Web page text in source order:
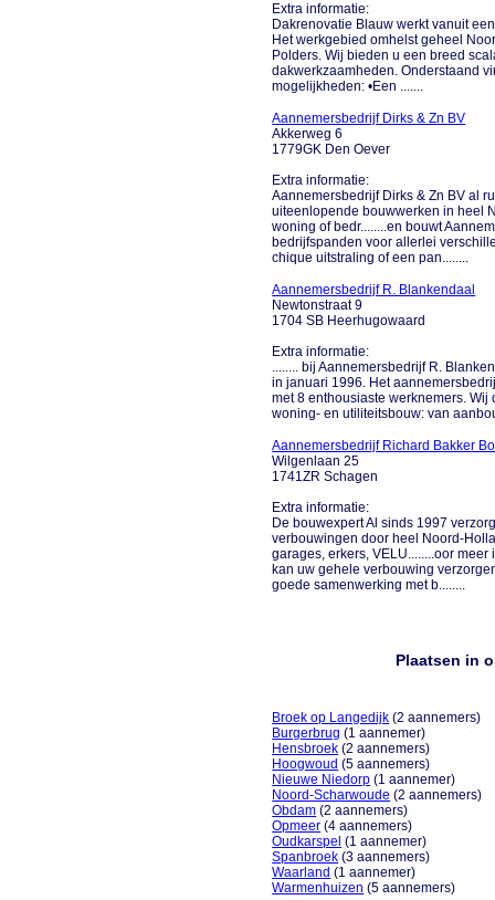
Extra informatie:
Dakrenovatie Blauw werkt vanuit
Het werkgebied omhelst geheel
Polders. Wij bieden u een breed
dakwerkzaamheden. Onderstaand
mogelijkheden: •Een .......
Aannemersbedrijf Dirks & Zn BV
Akkerweg 6
1779GK Den Oever
Extra informatie:
Aannemersbedrijf Dirks & Zn BV al
uiteenlopende bouwwerken in heel
woning of bedr........en bouwt
bedrijfspanden voor allerlei
chique uitstraling of een pan........
Aannemersbedrijf R. Blankendaal
Newtonstraat 9
1704 SB Heerhugowaard
Extra informatie:
........ bij Aannemersbedrijf R.
in januari 1996. Het
met 8 enthousiaste werknemers.
woning- en utiliteitsbouw: van
Aannemersbedrijf Richard Bakker
Wilgenlaan 25
1741ZR Schagen
Extra informatie:
De bouwexpert Al sinds 1997
verbouwingen door heel Noord-
garages, erkers, VELU........oor
kan uw gehele verbouwing
goede samenwerking met b........
Plaatsen in
Broek op Langedijk (2 aannemers)
Burgerbrug (1 aannemer)
Hensbroek (2 aannemers)
Hoogwoud (5 aannemers)
Nieuwe Niedorp (1 aannemer)
Noord-Scharwoude (2 aannemers)
Obdam (2 aannemers)
Opmeer (4 aannemers)
Oudkarspel (1 aannemer)
Spanbroek (3 aannemers)
Waarland (1 aannemer)
Warmenhuizen (5 aannemers)